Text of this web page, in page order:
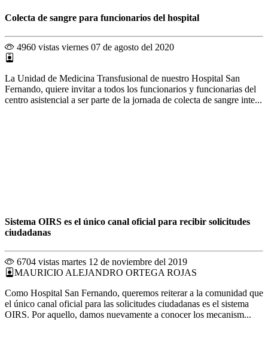
Colecta de sangre para funcionarios del hospital
4960 vistas viernes 07 de agosto del 2020
La Unidad de Medicina Transfusional de nuestro Hospital San
Fernando, quiere invitar a todos los funcionarios y funcionarias del
centro asistencial a ser parte de la jornada de colecta de sangre inte...
Sistema OIRS es el único canal oficial para recibir solicitudes
ciudadanas
6704 vistas martes 12 de noviembre del 2019
MAURICIO ALEJANDRO ORTEGA ROJAS
Como Hospital San Fernando, queremos reiterar a la comunidad que
el único canal oficial para las solicitudes ciudadanas es el sistema
OIRS. Por aquello, damos nuevamente a conocer los mecanism...